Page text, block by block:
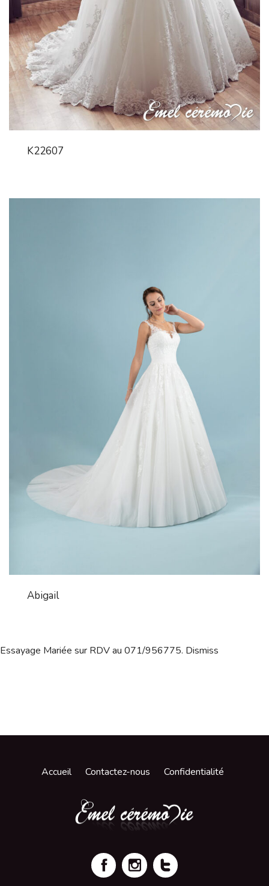
K22607
Abigail
Accueil Contactez-nous Confidentialité
Essayage Mariée sur RDV au 071/956775. Dismiss